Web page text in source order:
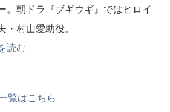
。朝ドラ『ブギウギ』ではヒロイ
・村山愛助役。
読む
覧はこちら